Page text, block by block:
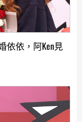
依依，阿Ken見